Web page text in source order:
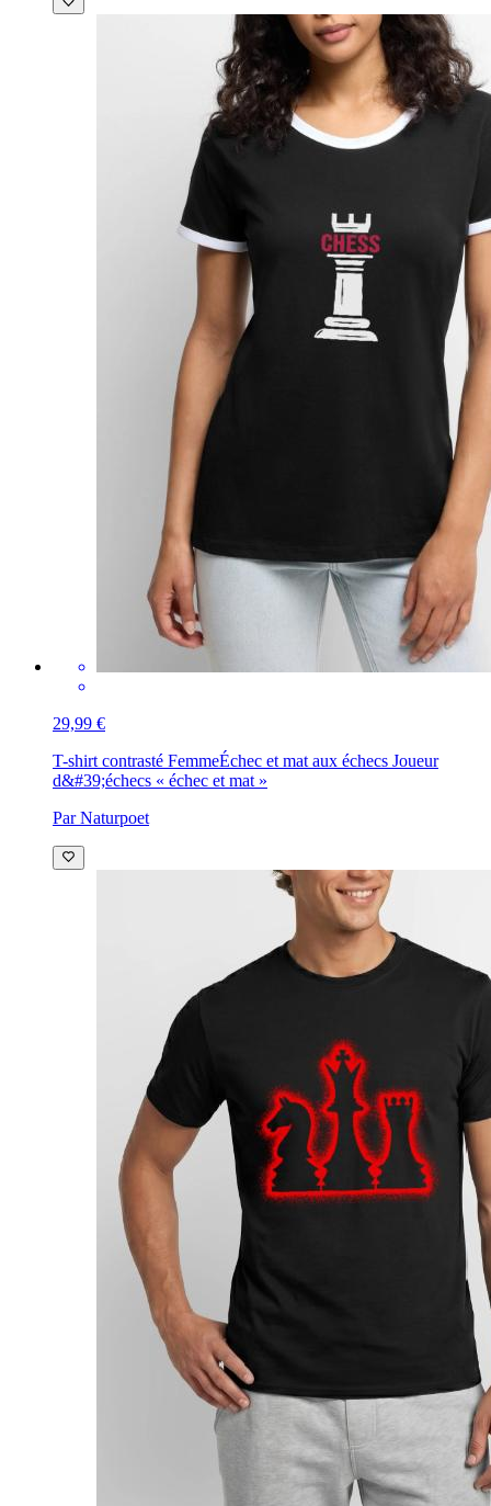
29,99 €
T-shirt contrasté FemmeÉchec et mat aux échecs Joueur
d&#39;échecs « échec et mat »
Par Naturpoet